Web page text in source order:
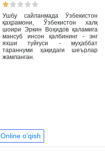
Ушбу сайланмада Ўзбекистон
қаҳрамони, Ўзбекистон халқ
шоири Эркин Воҳидов қаламига
мансуб инсон қалбининг - энг
яхши туйғуси - муҳаббат
тараннуми ҳақидаги шеърлар
жамланган.
Online o'qish